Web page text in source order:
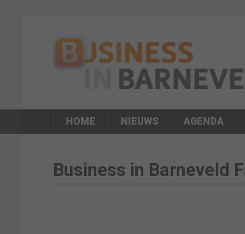
HOME NIEUWS AGENDA
Business in Barneveld